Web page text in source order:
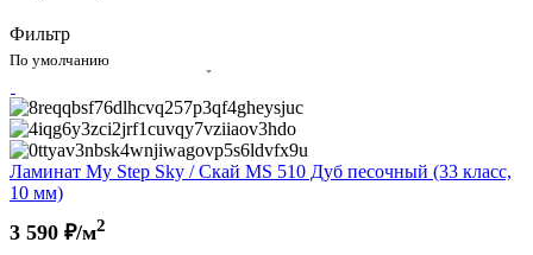
Фильтр
По умолчанию
Ламинат My Step Sky / Скай MS 510 Дуб песочный (33 класс,
10 мм)
3 590 ₽/м2